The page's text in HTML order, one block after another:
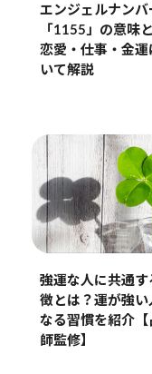
エンジェルナンバ
「1155」の意味
恋愛・仕事・金運
いて解説
強運な人に共通す
徴とは？運が強い
なる習慣を紹介【
師監修】